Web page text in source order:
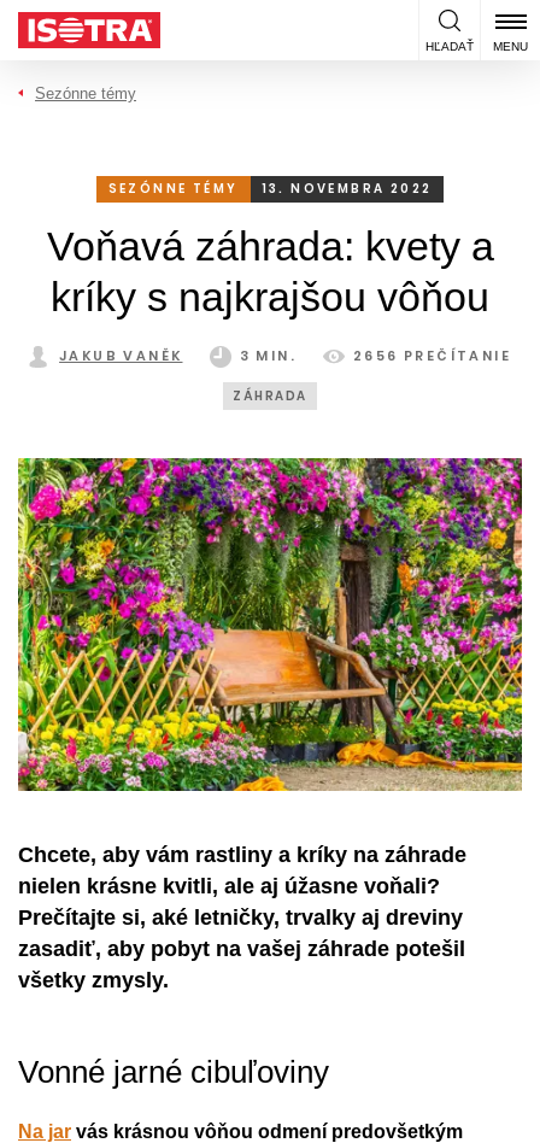
Preskočiť na obsah
HĽADAŤ MENU
Sezónne témy
SEZÓNNE TÉMY 13. NOVEMBRA 2022
Voňavá záhrada: kvety a
kríky s najkrajšou vôňou
JAKUB VANĚK 3 MIN. 2656 PREČÍTANIE
ZÁHRADA
Chcete, aby vám rastliny a kríky na záhrade
nielen krásne kvitli, ale aj úžasne voňali?
Prečítajte si, aké letničky, trvalky aj dreviny
zasadiť, aby pobyt na vašej záhrade potešil
všetky zmysly.
Vonné jarné cibuľoviny
Na jar vás krásnou vôňou odmení predovšetkým